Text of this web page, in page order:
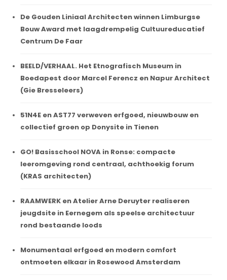
De Gouden Liniaal Architecten winnen Limburgse
Bouw Award met laagdrempelig Cultuureducatief
Centrum De Faar
BEELD/VERHAAL. Het Etnografisch Museum in
Boedapest door Marcel Ferencz en Napur Architect
(Gie Bresseleers)
51N4E en AST77 verweven erfgoed, nieuwbouw en
collectief groen op Donysite in Tienen
GO! Basisschool NOVA in Ronse: compacte
leeromgeving rond centraal, achthoekig forum
(KRAS architecten)
RAAMWERK en Atelier Arne Deruyter realiseren
jeugdsite in Eernegem als speelse architectuur
rond bestaande loods
Monumentaal erfgoed en modern comfort
ontmoeten elkaar in Rosewood Amsterdam